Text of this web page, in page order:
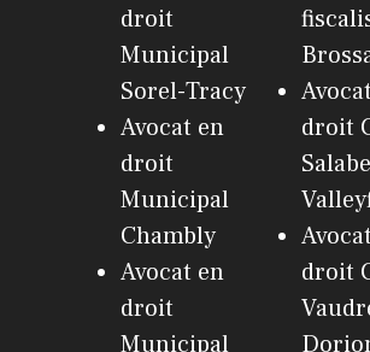
droit
Municipal
Sorel-Tracy
Avocat en
droit
Municipal
Chambly
Avocat en
droit
Municipal
droit
droit